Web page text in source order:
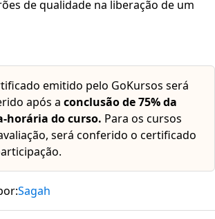
de qualidade na liberação de um
emitido pelo GoKursos será
após a conclusão de 75% da
horária do curso. Para os cursos
será conferido o certificado
Sagah